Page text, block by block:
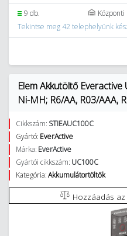
9 db.
Tekintse meg 42 telephelyünk
Elem Akkutöltő
Ni-MH; R6/AA, R03/AAA,
Cikkszám: STIEAUC100C
Gyártó: EverActive
Márka: EverActive
Gyártói cikkszám: UC100C
Kategória:Akkumulátortöltők
Hozzáadás